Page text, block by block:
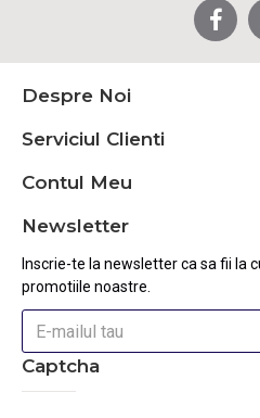
Despre Noi
Serviciul Clienti
Contul Meu
Newsletter
Inscrie-te la newsletter ca sa fii la
promotiile noastre.
Captcha